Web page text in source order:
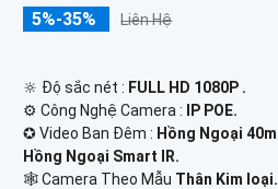
5%-35% Liên Hệ
🔆 Độ sắc nét : FULL HD 1080P .
⚙ Công Nghệ Camera :
IP POE.
✪ Video Ban Đêm : Hồng Ngoại 40m
Hồng Ngoại Smart IR.
🕸️ Camera Theo Mẫu Thân Kim loại.